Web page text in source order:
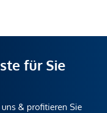
für Sie
& profitieren Sie